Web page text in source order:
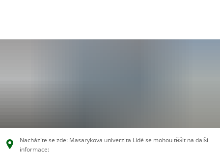
CS
Nacházíte se zde: Masarykova univerzita Lidé se mohou těšit na další
informace: